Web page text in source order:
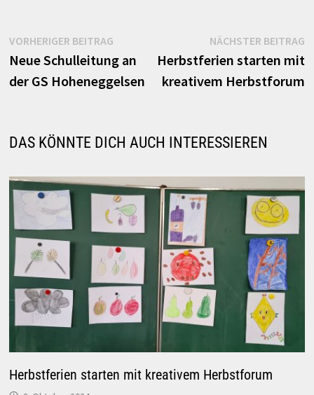
Beitragsnavigation
VORHERIGER BEITRAGVorheriger
Beitrag:
Neue Schulleitung an
der GS Hoheneggelsen
NÄCHSTER BEITRAG
Herbstferien starten mit
kreativem Herbstforum
DAS KÖNNTE DICH AUCH INTERESSIEREN
Herbstferien starten mit kreativem Herbstforum